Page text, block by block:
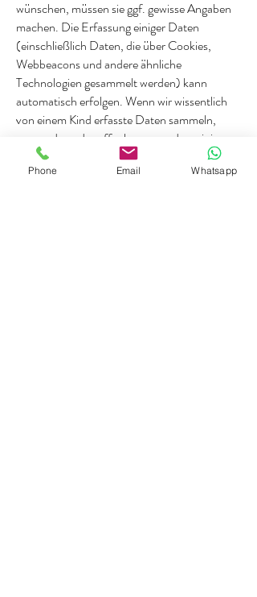
wünschen, müssen sie ggf. gewisse Angaben
machen. Die Erfassung einiger Daten
(einschließlich Daten, die über Cookies,
Webbeacons und andere ähnliche
Technologien gesammelt werden) kann
automatisch erfolgen. Wenn wir wissentlich
von einem Kind erfasste Daten sammeln,
verwenden oder offenlegen, werden wir in
Übereinstimmung mit geltendem Recht
darauf hinweisen und die Zustimmung der
Phone Email Whatsapp